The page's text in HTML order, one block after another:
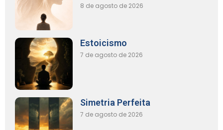
8 de agosto de 2026
Estoicismo
7 de agosto de 2026
Simetria Perfeita
7 de agosto de 2026